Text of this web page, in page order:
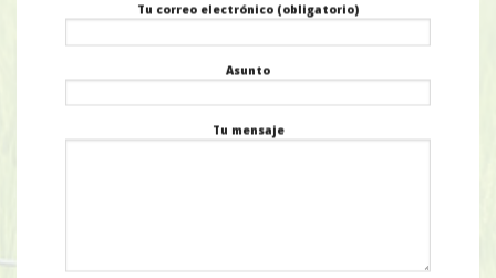
Tu correo electrónico (obligatorio)
Asunto
Tu mensaje